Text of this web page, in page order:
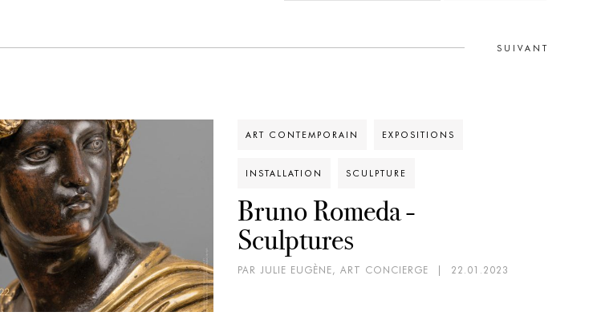
SUIVANT
ART CONTEMPORAIN EXPOSITIONS
INSTALLATION SCULPTURE
Bruno Romeda -
Sculptures
PAR JULIE EUGÈNE, ART CONCIERGE 22.01.2023